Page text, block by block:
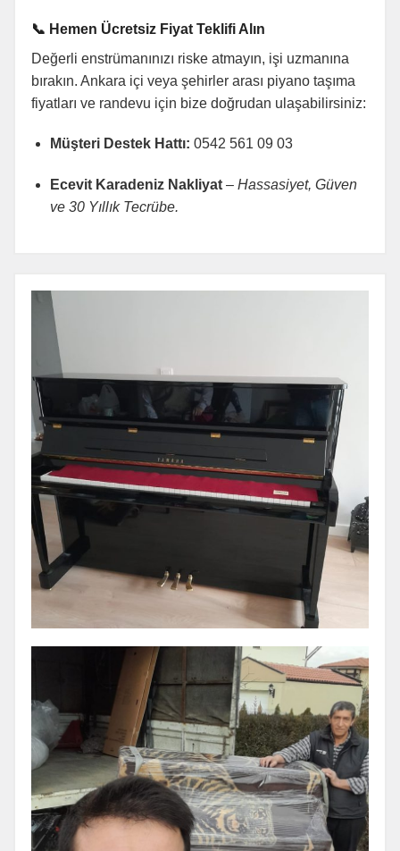
📞 Hemen Ücretsiz Fiyat Teklifi Alın
Değerli enstrümanınızı riske atmayın, işi uzmanına
bırakın. Ankara içi veya şehirler arası piyano taşıma
fiyatları ve randevu için bize doğrudan ulaşabilirsiniz:
Müşteri Destek Hattı: 0542 561 09 03
Ecevit Karadeniz Nakliyat– Hassasiyet, Güven
ve 30 Yıllık Tecrübe.